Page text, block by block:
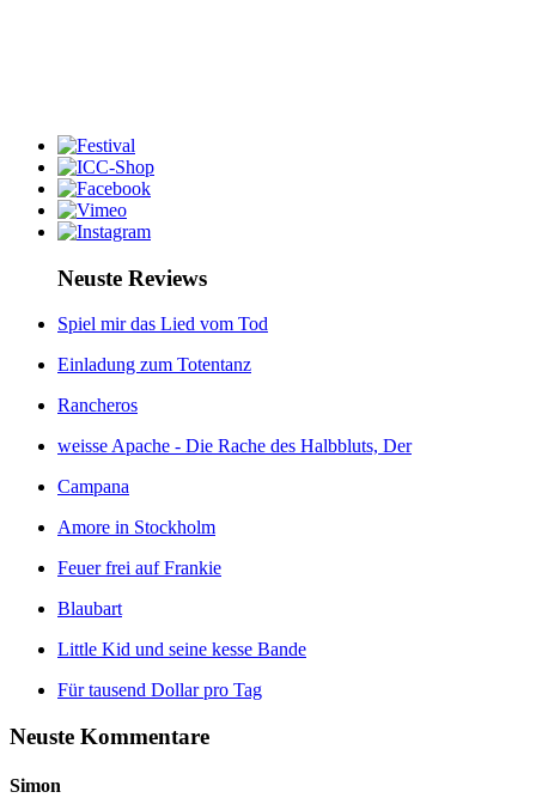
Neuste Reviews
Spiel mir das Lied vom Tod
Einladung zum Totentanz
Rancheros
weisse Apache - Die Rache des Halbbluts, Der
Campana
Amore in Stockholm
Feuer frei auf Frankie
Blaubart
Little Kid und seine kesse Bande
Für tausend Dollar pro Tag
Neuste Kommentare
Simon